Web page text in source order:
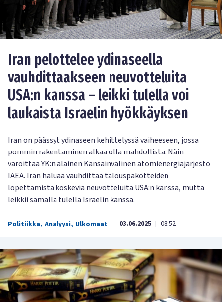
Iran pelottelee ydinaseella
vauhdittaakseen neuvotteluita
USA:n kanssa – leikki tulella voi
laukaista Israelin hyökkäyksen
Iran on päässyt ydinaseen kehittelyssä vaiheeseen, jossa
pommin rakentaminen alkaa olla mahdollista. Näin
varoittaa YK:n alainen Kansainvälinen atomienergiajärjestö
IAEA. Iran haluaa vauhdittaa talouspakotteiden
lopettamista koskevia neuvotteluita USA:n kanssa, mutta
leikkii samalla tulella Israelin kanssa.
Politiikka, Analyysi, Ulkomaat 03.06.2025 | 08:52